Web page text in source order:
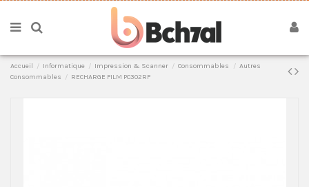
Accueil Informatique Impression & Scanner Consommables
Autres
Consommables
RECHARGE FILM PC302RF